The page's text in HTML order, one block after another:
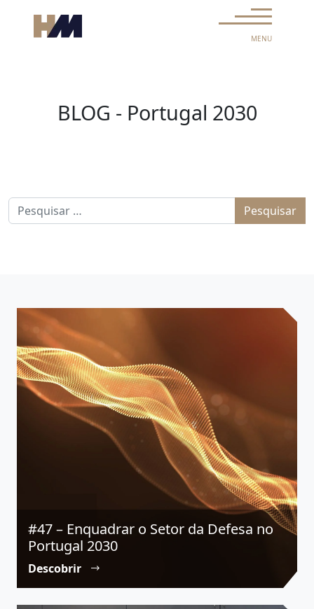
Main Navigation MENU
BLOG - Portugal 2030
Pesquisar por:
#47 – Enquadrar o Setor da Defesa no
Portugal 2030
Descobrir